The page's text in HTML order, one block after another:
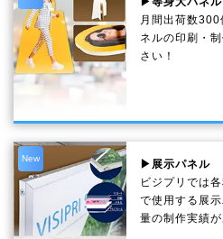
月間出荷数
ネルの印刷・
さい！
New
▶展示パネル
ビジプリでは
で使用する展
量の制作実績が